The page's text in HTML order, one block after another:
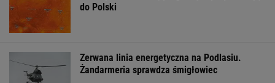
do Polski
Zerwana linia energetyczna na Podlasiu.
Żandarmeria sprawdza śmigłowiec